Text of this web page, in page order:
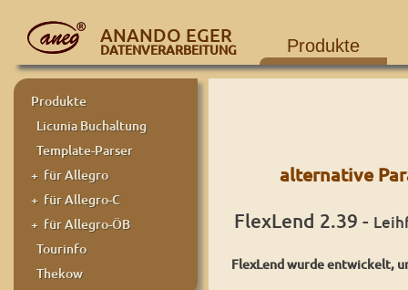
ANANDO EGER
DATENVERARBEITUNG Produkte
Produkte
Licunia Buchaltung
Template-Parser
+ für Allegro
+ für Allegro-C
+ für Allegro-ÖB
Tourinfo
Thekow
alternative
FlexLend 2.39 -
FlexLend wurde entwickelt,